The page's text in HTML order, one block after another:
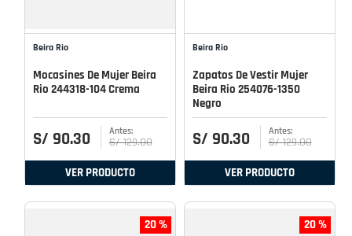
Beira Rio
Mocasines De Mujer Beira
Rio 244318-104 Crema
S/ 90.30 S/ 129.00
VER PRODUCTO
Beira Rio
Zapatos De Vestir Mujer
Beira Rio 254076-1350
Negro
S/ 90.30 S/ 129.00
VER PRODUCTO
20 % 20 %